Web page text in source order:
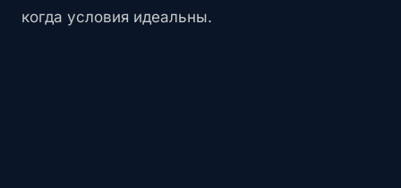
когда условия идеальны.